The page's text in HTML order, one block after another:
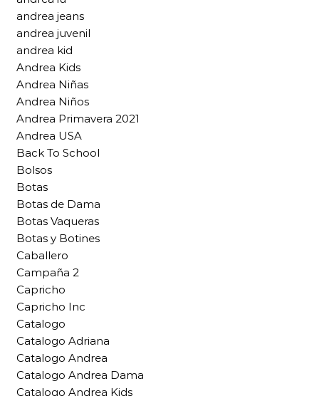
andrea jeans
andrea juvenil
andrea kid
Andrea Kids
Andrea Niñas
Andrea Niños
Andrea Primavera 2021
Andrea USA
Back To School
Bolsos
Botas
Botas de Dama
Botas Vaqueras
Botas y Botines
Caballero
Campaña 2
Capricho
Capricho Inc
Catalogo
Catalogo Adriana
Catalogo Andrea
Catalogo Andrea Dama
Catalogo Andrea Kids